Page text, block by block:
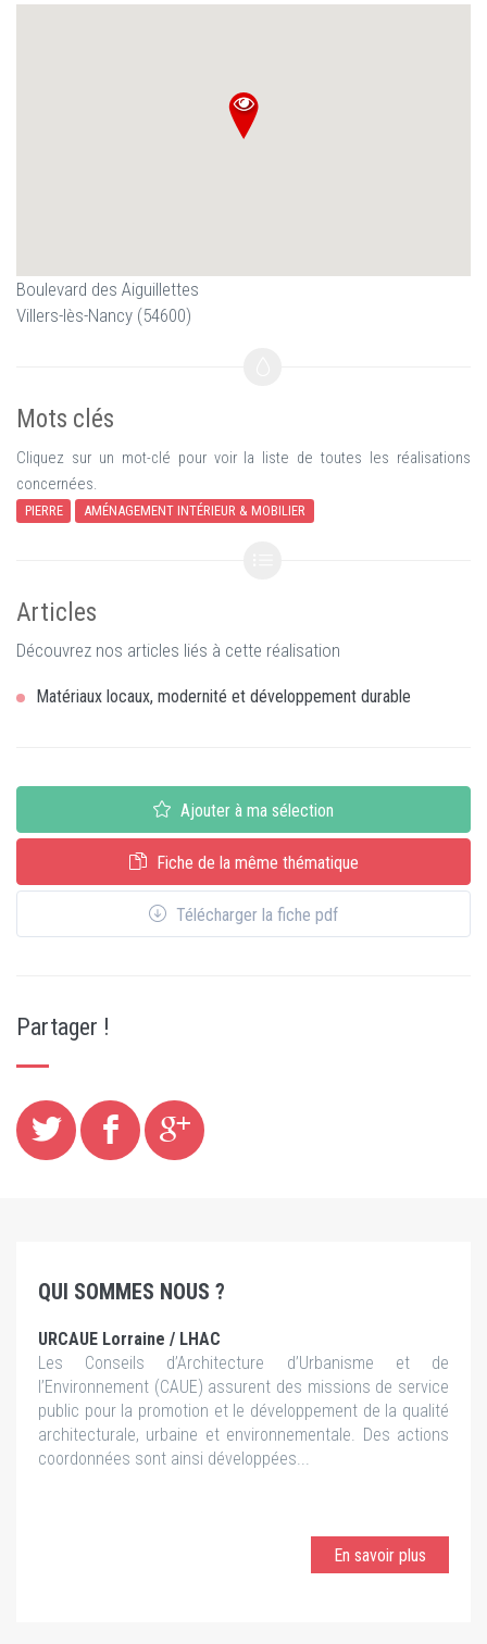
Boulevard des Aiguillettes
Villers-lès-Nancy (54600)
Mots clés
Cliquez sur un mot-clé pour voir la liste de toutes les réalisations
concernées.
PIERRE AMÉNAGEMENT INTÉRIEUR & MOBILIER
Articles
Découvrez nos articles liés à cette réalisation
Matériaux locaux, modernité et développement durable
Ajouter à ma sélection
Fiche de la même thématique
Télécharger la fiche pdf
Partager !
QUI SOMMES NOUS ?
URCAUE Lorraine / LHAC
Les Conseils d’Architecture d’Urbanisme et de
l’Environnement (CAUE) assurent des missions de service
public pour la promotion et le développement de la qualité
architecturale, urbaine et environnementale. Des actions
coordonnées sont ainsi développées...
En savoir plus